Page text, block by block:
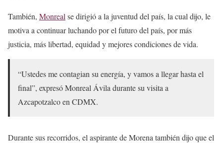
También, Monreal se dirigió a la juventud del país, la cual dijo, le
motiva a continuar luchando por el futuro del país, por más
justicia, más libertad, equidad y mejores condiciones de vida.
“Ustedes me contagian su energía, y vamos a llegar hasta el
final”, expresó Monreal Ávila durante su visita a
Azcapotzalco en CDMX.
Durante sus recorridos, el aspirante de Morena también dijo que el